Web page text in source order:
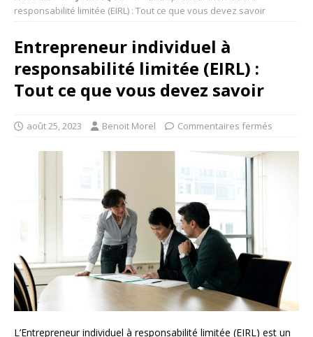
responsabilité limitée (EIRL) : Tout ce que vous devez savoir
Entrepreneur individuel à
responsabilité limitée (EIRL) :
Tout ce que vous devez savoir
août 25, 2023 Benoit Morel Commentaires fermés
L’Entrepreneur individuel à responsabilité limitée (EIRL) est un